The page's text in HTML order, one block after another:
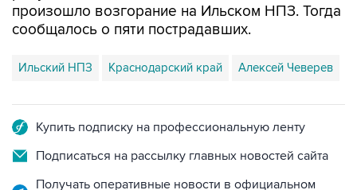
Ильский НПЗ Краснодарский край Алексей Чеверев
Подписаться на рассылку главных новостей сайта
Получать оперативные новости в официальном